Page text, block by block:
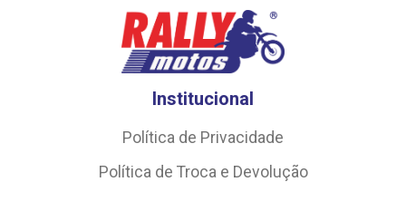
Institucional
Política de Privacidade
Política de Troca e Devolução